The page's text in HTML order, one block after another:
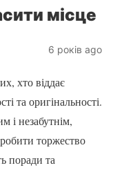
місце
6 років ago
хто віддає
та оригінальності.
і незабутнім,
торжество
поради та